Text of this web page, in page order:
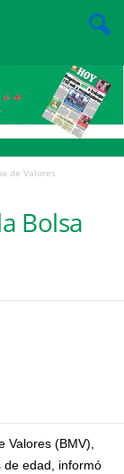
de Valores
Bolsa
Valores (BMV),
de edad, informó